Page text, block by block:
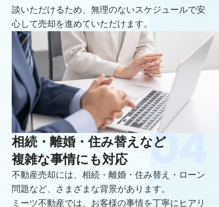
談いただけるため、無理のないスケジュールで安
心して売却を進めていただけます。
相続・離婚・住み替えなど
複雑な事情にも対応
不動産売却には、相続・離婚・住み替え・ローン
問題など、さまざまな背景があります。
ミーツ不動産では、お客様の事情を丁寧にヒアリ